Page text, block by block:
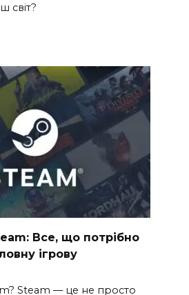
світ?
Все, що потрібно
ігрову
Steam — це не просто